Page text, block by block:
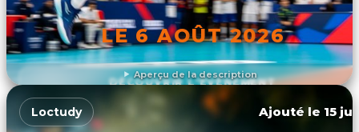
Aperçu de la description
LE 6 AOÛT 2026
DÉCOUVRIR L'ÉVÉNEMENT
Loctudy Ajouté le 15